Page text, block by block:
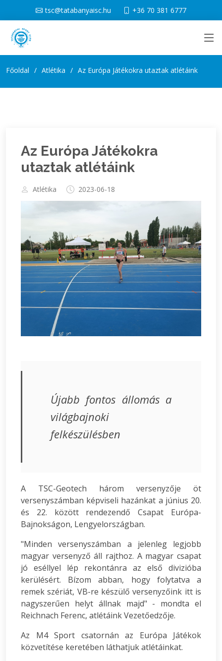
tsc@tatabanyaisc.hu +36 70 381 6777
Főoldal Atlétika Az Európa Játékokra utaztak atlétáink
Az Európa Játékokra
utaztak atlétáink
Atlétika 2023-06-18
Újabb fontos állomás a
világbajnoki
felkészülésben
A TSC-Geotech három versenyzője öt
versenyszámban képviseli hazánkat a június 20.
és 22. között rendezendő Csapat Európa-
Bajnokságon, Lengyelországban.
"Minden versenyszámban a jelenleg legjobb
magyar versenyző áll rajthoz. A magyar csapat
jó eséllyel lép rekontánra az első divizióba
kerülésért. Bízom abban, hogy folytatva a
remek szériát, VB-re készülő versenyzőink itt is
nagyszerűen helyt állnak majd" - mondta el
Reichnach Ferenc, atlétáink Vezetőedzője.
Az M4 Sport csatornán az Európa Játékok
közvetítése keretében láthatjuk atlétáinkat.